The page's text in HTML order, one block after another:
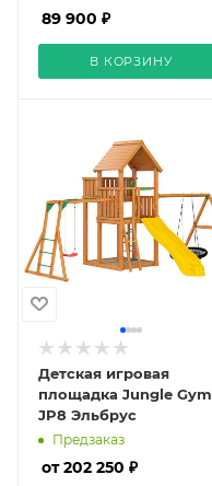
89 900 ₽
В КОРЗИНУ
Детская игровая
площадка Jungle Gym
JP8 Эльбрус
Предзаказ
от 202 250 ₽